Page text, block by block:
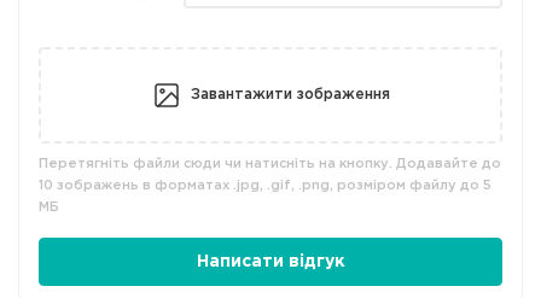
Завантажити зображення
Перетягніть файли сюди чи натисніть на кнопку. Додавайте до
10 зображень в форматах .jpg, .gif, .png, розміром файлу до 5
МБ
Написати відгук